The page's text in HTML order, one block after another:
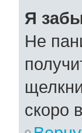
Я
Не
скоро